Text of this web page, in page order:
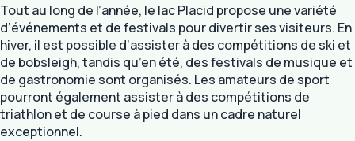
Tout au long de l’année, le lac Placid propose une variété
d’événements et de festivals pour divertir ses visiteurs. En
hiver, il est possible d’assister à des compétitions de ski et
de bobsleigh, tandis qu’en été, des festivals de musique et
de gastronomie sont organisés. Les amateurs de sport
pourront également assister à des compétitions de
triathlon et de course à pied dans un cadre naturel
exceptionnel.